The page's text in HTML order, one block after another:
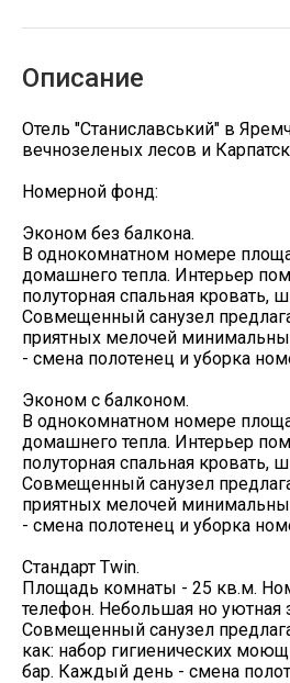
Описание
Отель "Станиславський" в
вечнозеленых лесов и
Номерной фонд:
Эконом без балкона.
В однокомнатном номере
домашнего тепла. Интерьер
полуторная спальная
Совмещенный санузел
приятных мелочей
- смена полотенец и уборка
Эконом с балконом.
В однокомнатном номере
домашнего тепла. Интерьер
полуторная спальная
Совмещенный санузел
приятных мелочей
- смена полотенец и уборка
Стандарт Twin.
Площадь комнаты - 25 кв.м.
телефон. Небольшая но
Совмещенный санузел
как: набор гигиенических
бар. Каждый день - смена